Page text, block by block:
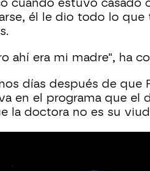
cuando estuvo casado
él le dio todo lo que
ahí era mi madre", ha
días después de que
en el programa que el
la doctora no es su